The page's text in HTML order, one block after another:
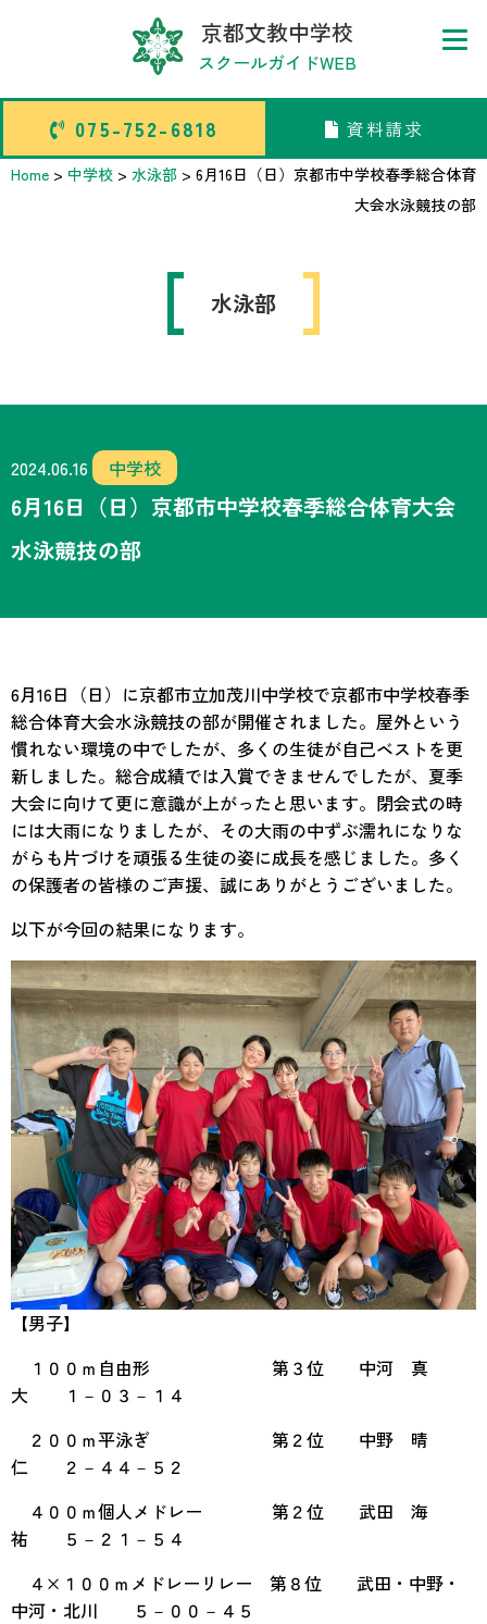
075-752-6818 資料請求
京都文教中学校
スクールガイドWEB
075-752-6818 資料請求
Home > 中学校 > 水泳部 > 6月16日（日）京都市中学校春季総合体育
大会水泳競技の部
水泳部
2024.06.16 中学校
6月16日（日）京都市中学校春季総合体育大会
水泳競技の部
6月16日（日）に京都市立加茂川中学校で京都市中学校春季
総合体育大会水泳競技の部が開催されました。屋外という
慣れない環境の中でしたが、多くの生徒が自己ベストを更
新しました。総合成績では入賞できませんでしたが、夏季
大会に向けて更に意識が上がったと思います。閉会式の時
には大雨になりましたが、その大雨の中ずぶ濡れになりな
がらも片づけを頑張る生徒の姿に成長を感じました。多く
の保護者の皆様のご声援、誠にありがとうございました。
以下が今回の結果になります。
【男子】
１００ｍ自由形 第３位 中河 真
大 １－０３－１４
２００ｍ平泳ぎ 第２位 中野 晴
仁 ２－４４－５２
４００ｍ個人メドレー 第２位 武田 海
祐 ５－２１－５４
４×１００ｍメドレーリレー 第８位 武田・中野・
中河・北川 ５－００－４５